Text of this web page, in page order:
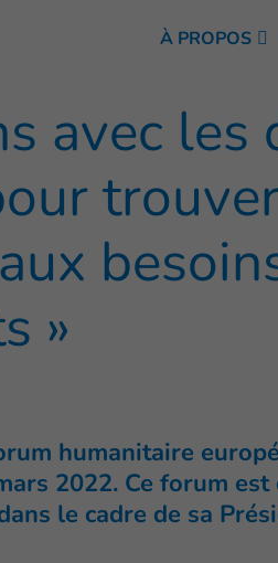
À PROPOS
avec les
»
humanitaire
2022. Ce forum
le cadre de sa